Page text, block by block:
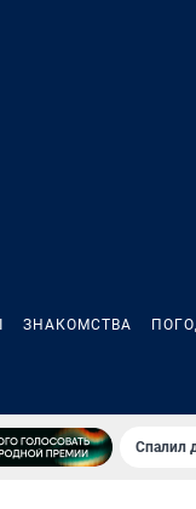
ЗНАКОМСТВА
Спалил